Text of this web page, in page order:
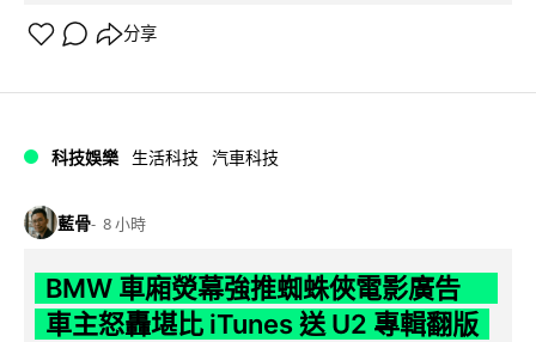
分享
科技娛樂 生活科技 汽車科技
藍骨 8 小時
BMW 車廂熒幕強推蜘蛛俠電影廣告
車主怒轟堪比 iTunes 送 U2 專輯翻版